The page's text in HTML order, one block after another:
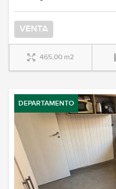
VENTA
465,00 m2
DEPARTAMENTO